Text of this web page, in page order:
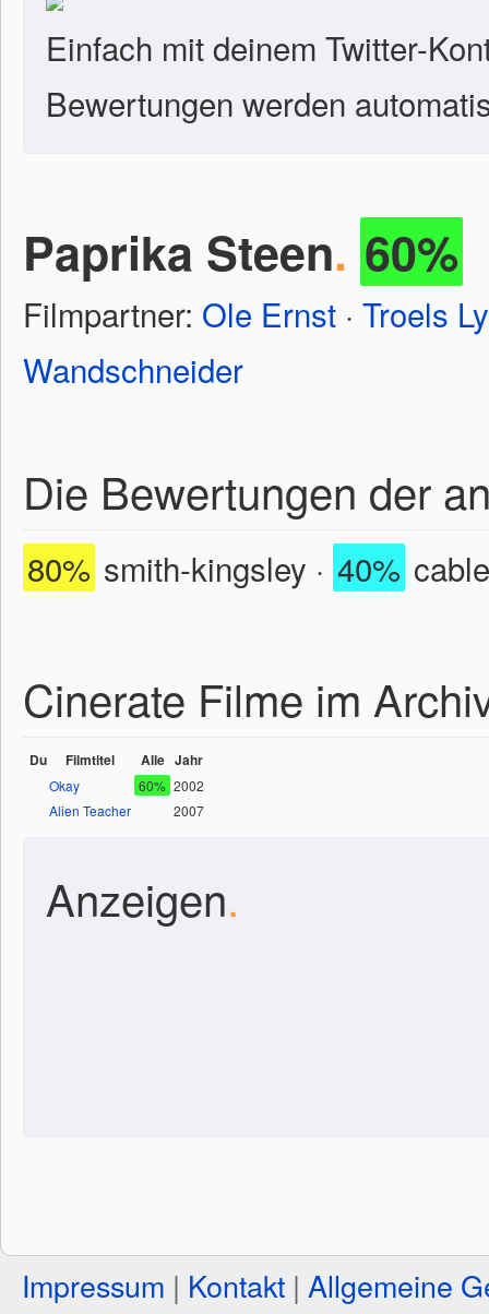
Einfach mit deinem Twitter-
Bewertungen werden
Paprika Steen. 60%
Filmpartner: Ole Ernst · Troels
Wandschneider
Die Bewertungen der
80% smith-kingsley · 40%
Cinerate Filme im
Du Filmtitel Alle Jahr
Okay 60% 2002
Alien Teacher
2007
Anzeigen.
Impressum | Kontakt | Allgemeine